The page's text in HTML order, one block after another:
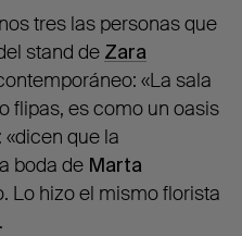
tres las personas que
stand de Zara
«La sala
flipas, es como un oasis
«dicen que la
boda de Marta
Lo hizo el mismo florista